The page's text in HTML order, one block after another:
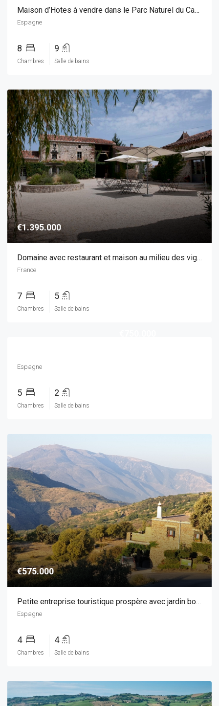
Maison d’Hotes à vendre dans le Parc Naturel du Cabo de Gata, Andalousie
Espagne
8
Chambres
9
Salle de bains
€1.395.000
Domaine avec restaurant et maison au milieu des vignes
France
7
Chambres
5
Salle de bains
Espagne
5
Chambres
2
Salle de bains
€575.000
Petite entreprise touristique prospère avec jardin botanique dans les montagnes de Grenade – Les Alpujarras
Espagne
4
Chambres
4
Salle de bains